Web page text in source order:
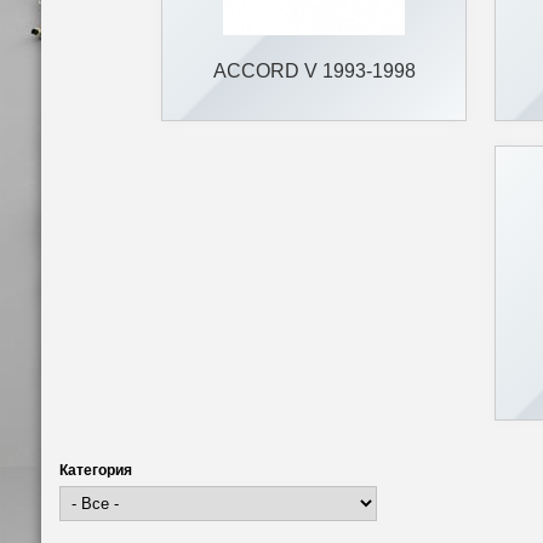
ACCORD V 1993-1998
Категория